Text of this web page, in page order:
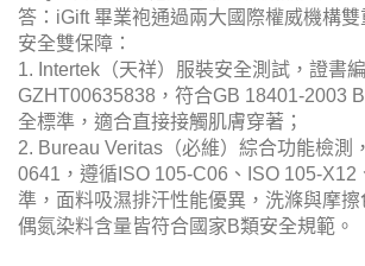
答：iGift 畢業袍通過兩大國際權威機構
安全雙保障：
1. Intertek（天祥）服裝安全測試，證書
GZHT00635838，符合GB 18401-2003
全標準，適合直接接觸肌膚穿著；
2. Bureau Veritas（必維）綜合功能檢測
0641，遵循ISO 105-C06、ISO 105-X12
準，面料吸濕排汗性能優異，洗滌與摩擦
偶氮染料含量皆符合國家B類安全規範。